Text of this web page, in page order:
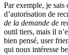
Par exemple, je sais
d’autorisation de
de la demande de
outil tiers, mais il
bien pensé, user
qui nous intéresse